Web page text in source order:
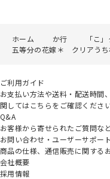
ホーム か行 「こ
五等分の花嫁＊ クリアうち
ご利用ガイド
お支払い方法や送料・配送時間
関してはこちらをご確認ください
Q&A
お客様から寄せられたご質問な
お問い合わせ・ユーザーサポート
商品の仕様、通信販売に関する
会社概要
採用情報